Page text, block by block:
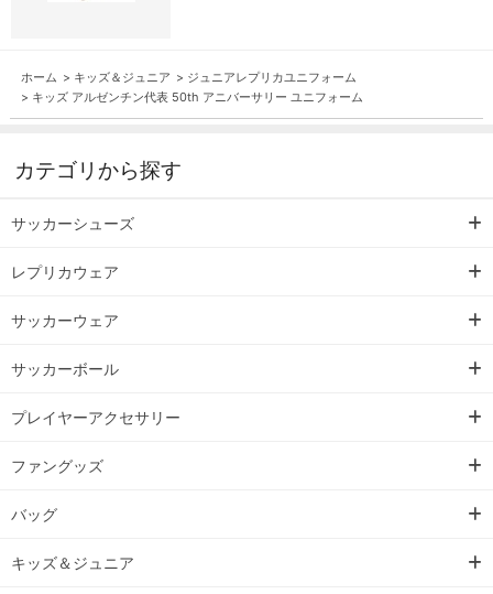
ホーム > キッズ＆ジュニア > ジュニアレプリカユニフォーム
> キッズ アルゼンチン代表 50th アニバーサリー ユニフォーム
カテゴリから探す
サッカーシューズ
レプリカウェア
サッカーウェア
サッカーボール
プレイヤーアクセサリー
ファングッズ
バッグ
キッズ＆ジュニア